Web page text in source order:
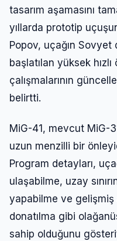
tasarım aşamasını
yıllarda prototip
Popov, uçağın Sovyet
başlatılan yüksek
çalışmalarının
belirtti.
MiG-41, mevcut MiG-
uzun menzilli bir
Program detayları,
ulaşabilme, uzay
yapabilme ve
donatılma gibi
sahip olduğunu